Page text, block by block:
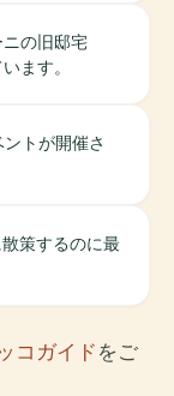
の旧邸宅
ます。
トが開催さ
策するのに最
コガイド をご